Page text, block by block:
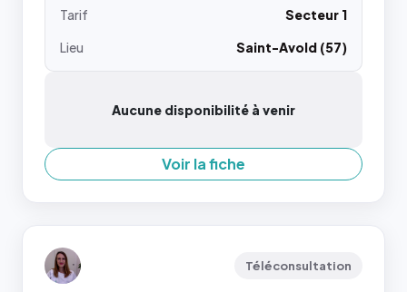
Tarif
Secteur 1
Lieu
Saint-Avold (57)
Aucune disponibilité à venir
Voir la fiche
Téléconsultation